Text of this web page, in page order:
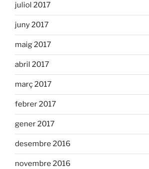
juliol 2017
juny 2017
maig 2017
abril 2017
març 2017
febrer 2017
gener 2017
desembre 2016
novembre 2016